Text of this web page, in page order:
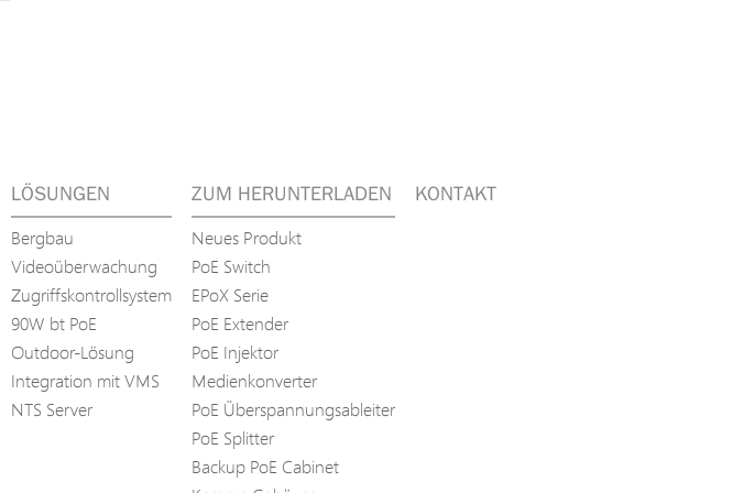
LÖSUNGEN
Bergbau
Videoüberwachung
Zugriffskontrollsystem
90W bt PoE
Outdoor-Lösung
Integration mit VMS
NTS Server
ZUM HERUNTERLADEN
Neues Produkt
PoE Switch
EPoX Serie
PoE Extender
PoE Injektor
Medienkonverter
PoE Überspannungsableiter
PoE Splitter
Backup PoE Cabinet
KONTAKT